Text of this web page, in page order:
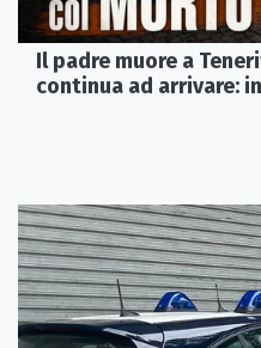
Il padre muore a
continua ad arrivare: